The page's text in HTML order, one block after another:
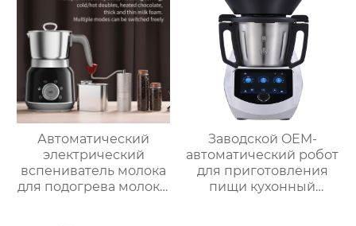
для дома
Автоматический
электрический
вспениватель молока
для подогрева молока,
Заводской OEM-
автоматический робот
для приготовления
пищи кухонный